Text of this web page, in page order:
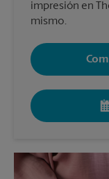
impresión en
mismo.